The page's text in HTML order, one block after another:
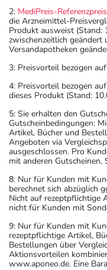
Eine vom Arzt
Angaben der
individuell abstimmt,
nach seinen
Aufbewahrung
Wichtige Hinweise
Was sollten Sie
- Vorsicht: Das
Achten Sie vor allem
teilnehmen oder
mit denen Sie sich
- Dieses Arzneimittel
können. Fragen Sie
- Vorsicht bei Allergie
- Vorsicht bei Allergie
2: MediPreis-
die Arzneimittel-
Produkt ausweist (Stand:
zwischenzeitlich
Versandapotheken
3: Preisvorteil bezogen
4: Preisvorteil bezogen
dieses Produkt (Stand:
5: Sie erhalten den
Gutscheinbedingungen:
Artikel, Bücher und
Angeboten via
ausgeschlossen. Pro
mit anderen
8: Nur für Kunden mit
berechnet sich abzüglich
Nicht auf rezeptpflichtige
nicht für Kunden mit
9: Nur für Kunden mit
rezeptpflichtige Artikel,
Bestellungen über
Aktionsvorteilen
www.aponeo.de. Eine